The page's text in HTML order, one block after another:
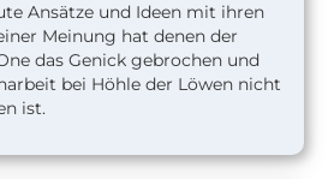
Ansätze und Ideen mit ihren
Meinung hat denen der
das Genick gebrochen und
bei Höhle der Löwen nicht
ist.